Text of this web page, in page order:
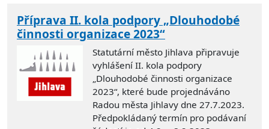
Příprava II. kola podpory „Dlouhodobé
činnosti organizace 2023“
Statutární město Jihlava připravuje
vyhlášení II. kola podpory
„Dlouhodobé činnosti organizace
2023“, které bude projednáváno
Radou města Jihlavy dne 27.7.2023.
Předpokládaný termín pro podávaní